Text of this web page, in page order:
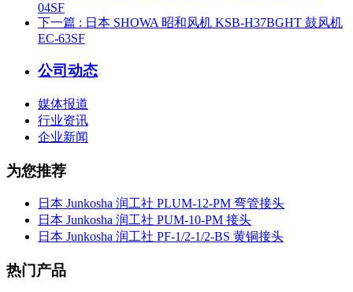
04SF
下一篇 : 日本 SHOWA 昭和风机 KSB-H37BGHT 鼓风机
EC-63SF
公司动态
媒体报道
行业资讯
企业新闻
为您推荐
日本 Junkosha 润工社 PLUM-12-PM 弯管接头
日本 Junkosha 润工社 PUM-10-PM 接头
日本 Junkosha 润工社 PF-1/2-1/2-BS 黄铜接头
热门产品